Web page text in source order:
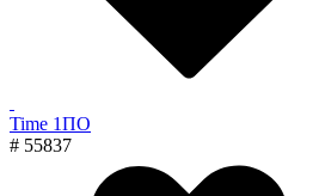
Time 1ПО
# 55837